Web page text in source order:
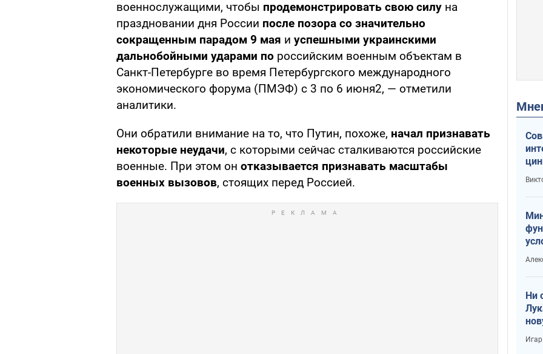
военнослужащими, чтобы продемонстрировать свою силу на
праздновании дня России после позора со значительно
сокращенным парадом 9 мая и успешными украинскими
дальнобойными ударами по российским военным объектам в
Санкт-Петербурге во время Петербургского международного
экономического форума (ПМЭФ) с 3 по 6 июня2, — отметили
аналитики.
Они обратили внимание на то, что Путин, похоже, начал признавать
некоторые неудачи, с которыми сейчас сталкиваются российские
военные. При этом он отказывается признавать масштабы
военных вызовов, стоящих перед Россией.
Ни